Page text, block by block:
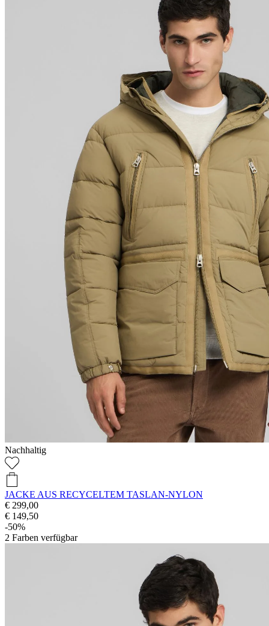
Nachhaltig
JACKE AUS RECYCELTEM TASLAN-NYLON
€ 299,00
€ 149,50
-50%
2 Farben verfügbar